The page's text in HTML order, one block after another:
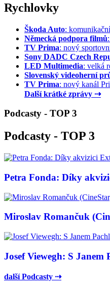
Rychlovky
Škoda Auto:
Německá podpora filmů
TV Prima: nový
Sony DADC Czech
LED Multimedia: velká
Slovenský videoherní
TV Prima: nový kanál
Další krátké zprávy ⇢
Podcasty - TOP 3
Podcasty - TOP 3
Petra Fonda: Díky
Miroslav Romančuk
Josef Viewegh: S Janem
další Podcasty ⇢